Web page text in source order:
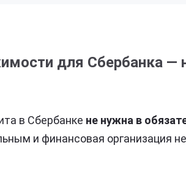
для Сбербанка —
в Сбербанке не нужна в
и финансовая организация